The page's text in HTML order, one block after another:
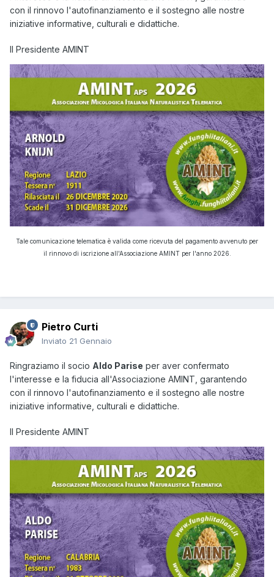
con il rinnovo l'autofinanziamento e il sostegno alle nostre
iniziative informative, culturali e didattiche.
Il Presidente AMINT
Tale comunicazione telematica è valida come ricevuta del pagamento avvenuto per
il rinnovo di iscrizione all'Associazione AMINT per l'anno 2026.
Pietro Curti
Inviato 21 Gennaio
Ringraziamo il socio Aldo Parise per aver confermato
l'interesse e la fiducia all'Associazione AMINT, garantendo
con il rinnovo l'autofinanziamento e il sostegno alle nostre
iniziative informative, culturali e didattiche.
Il Presidente AMINT